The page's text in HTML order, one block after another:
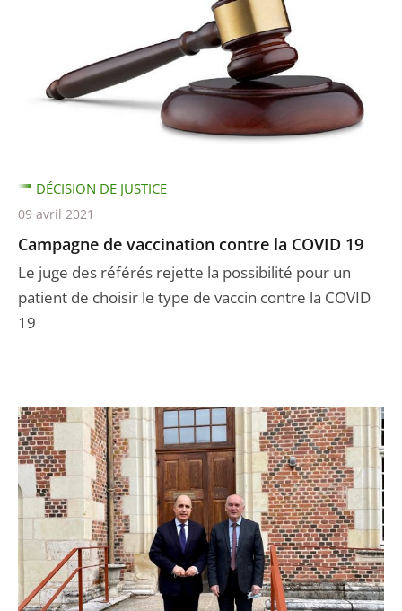
Campagne de vaccination contre la COVID 19
Le juge des référés rejette la possibilité pour un
patient de choisir le type de vaccin contre la COVID
19
DÉCISION DE JUSTICE
09 avril 2021